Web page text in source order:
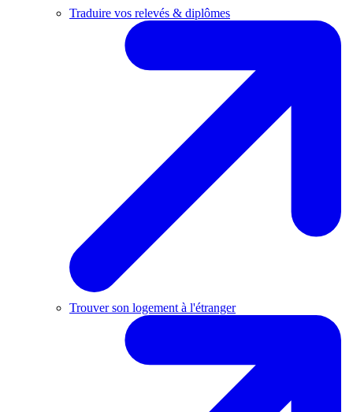
Traduire vos relevés & diplômes
Trouver son logement à l'étranger